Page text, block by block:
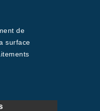
de
surface